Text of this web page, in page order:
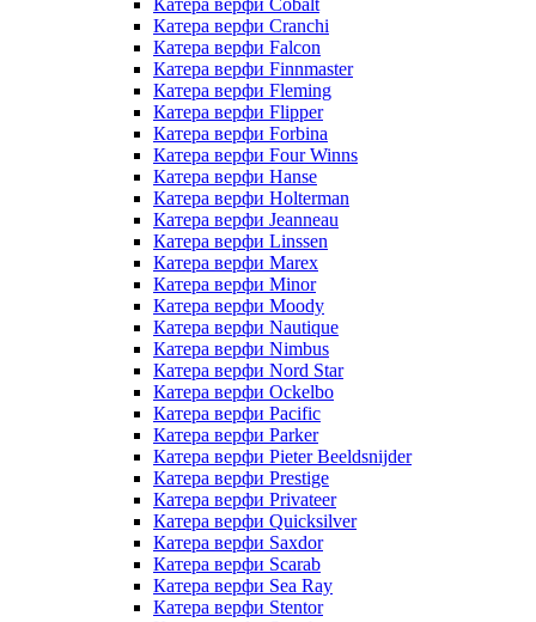
Катера верфи Cobalt
Катера верфи Cranchi
Катера верфи Falcon
Катера верфи Finnmaster
Катера верфи Fleming
Катера верфи Flipper
Катера верфи Forbina
Катера верфи Four Winns
Катера верфи Hanse
Катера верфи Holterman
Катера верфи Jeanneau
Катера верфи Linssen
Катера верфи Marex
Катера верфи Minor
Катера верфи Moody
Катера верфи Nautique
Катера верфи Nimbus
Катера верфи Nord Star
Катера верфи Ockelbo
Катера верфи Pacific
Катера верфи Parker
Катера верфи Pieter Beeldsnijder
Катера верфи Prestige
Катера верфи Privateer
Катера верфи Quicksilver
Катера верфи Saxdor
Катера верфи Scarab
Катера верфи Sea Ray
Катера верфи Stentor